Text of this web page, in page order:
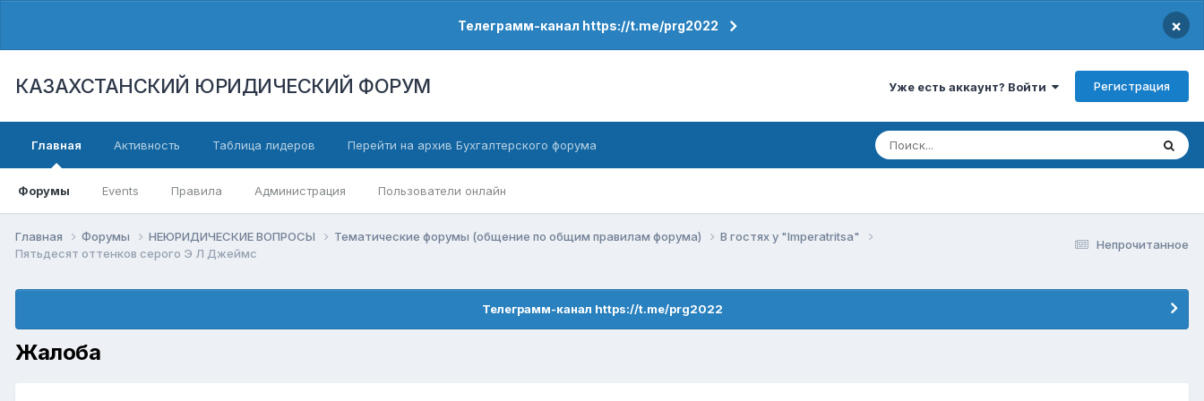
Телеграмм-канал https://t.me/prg2022 ×
КАЗАХСТАНСКИЙ ЮРИДИЧЕСКИЙ ФОРУМ Уже есть аккаунт? Войти Регистрация
Главная
Форумы Events Правила Администрация Пользователи онлайн
Активность Таблица лидеров Перейти на архив Бухгалтерского форума
Непрочитанное
Главная Форумы НЕЮРИДИЧЕСКИЕ ВОПРОСЫ Тематические форумы (общение по общим правилам форума)
В гостях у "Imperatritsa"
Пятьдесят оттенков серого Э Л Джеймс
Телеграмм-канал https://t.me/prg2022
Жалоба